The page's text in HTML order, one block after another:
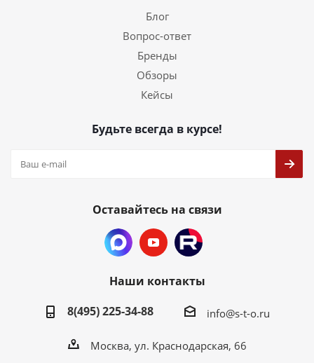
Блог
Вопрос-ответ
Бренды
Обзоры
Кейсы
Будьте всегда в курсе!
Оставайтесь на связи
Наши контакты
8(495) 225-34-88
info@s-t-o.ru
Москва, ул. Краснодарская, 66